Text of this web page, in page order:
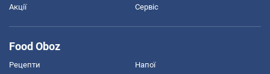
Акції Сервіс
Food Oboz
Рецепти Напої